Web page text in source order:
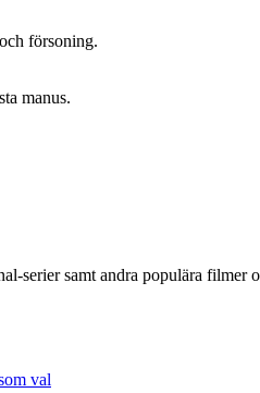
försoning.
manus.
serier samt andra populära filmer
val